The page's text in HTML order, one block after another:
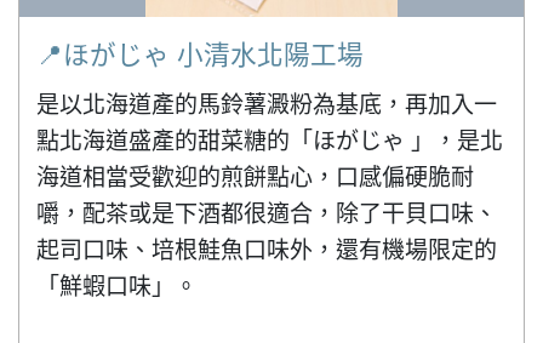
📍ほがじゃ 小清水北陽工場
是以北海道產的馬鈴薯澱粉為基底，再加入一
點北海道盛產的甜菜糖的「ほがじゃ 」，是北
海道相當受歡迎的煎餅點心，口感偏硬脆耐
嚼，配茶或是下酒都很適合，除了干貝口味、
起司口味、培根鮭魚口味外，還有機場限定的
「鮮蝦口味」。